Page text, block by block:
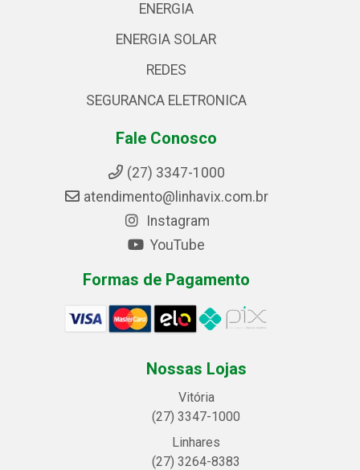
ENERGIA
ENERGIA SOLAR
REDES
SEGURANCA ELETRONICA
Fale Conosco
(27) 3347-1000
atendimento@linhavix.com.br
Instagram
YouTube
Formas de Pagamento
Nossas Lojas
Vitória
(27) 3347-1000
Linhares
(27) 3264-8383